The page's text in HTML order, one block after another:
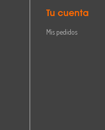
Tu cuenta
Mis pedidos